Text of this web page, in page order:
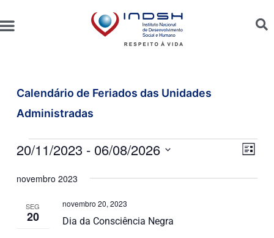
Lista
20/11/2023 - 06/08/2026
a
novembro 2023
SEG
20 Dia da Consciência Negra
novembro 20, 2023